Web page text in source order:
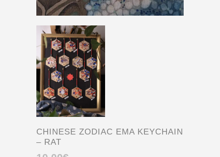
CHINESE ZODIAC EMA KEYCHAIN
– RAT